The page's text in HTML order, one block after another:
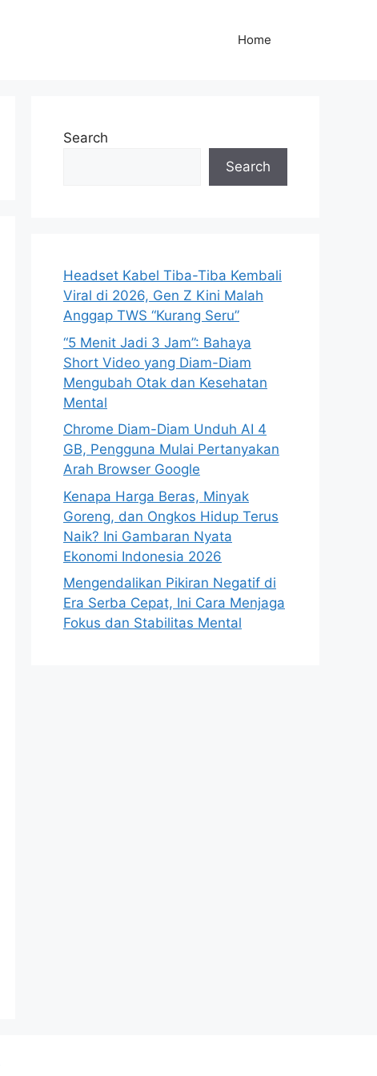
Home
Search
Search
Headset Kabel Tiba-Tiba Kembali
Viral di 2026, Gen Z Kini Malah
Anggap TWS “Kurang Seru”
“5 Menit Jadi 3 Jam”: Bahaya
Short Video yang Diam-Diam
Mengubah Otak dan Kesehatan
Mental
Chrome Diam-Diam Unduh AI 4
GB, Pengguna Mulai Pertanyakan
Arah Browser Google
Kenapa Harga Beras, Minyak
Goreng, dan Ongkos Hidup Terus
Naik? Ini Gambaran Nyata
Ekonomi Indonesia 2026
Mengendalikan Pikiran Negatif di
Era Serba Cepat, Ini Cara Menjaga
Fokus dan Stabilitas Mental